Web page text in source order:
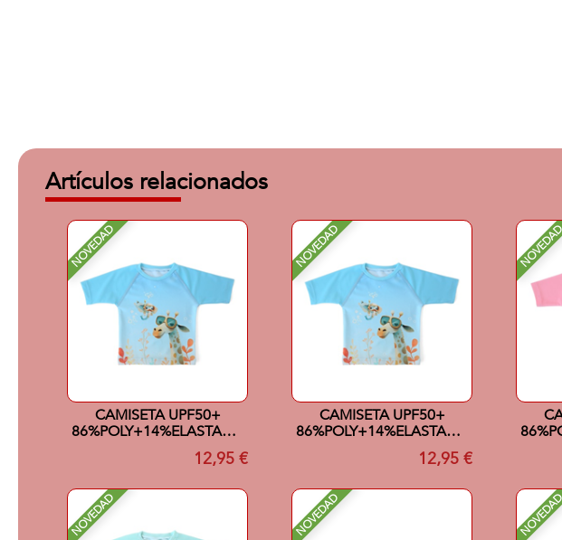
Artículos relacionados
NOVEDAD
CAMISETA UPF50+
86%POLY+14%ELASTANO
18MESES AZUL12,95 €
NOVEDAD
CAMISETA UPF50+
86%POLY+14%ELASTANO
12MESES AZUL12,95 €
NOVEDAD NOVEDAD